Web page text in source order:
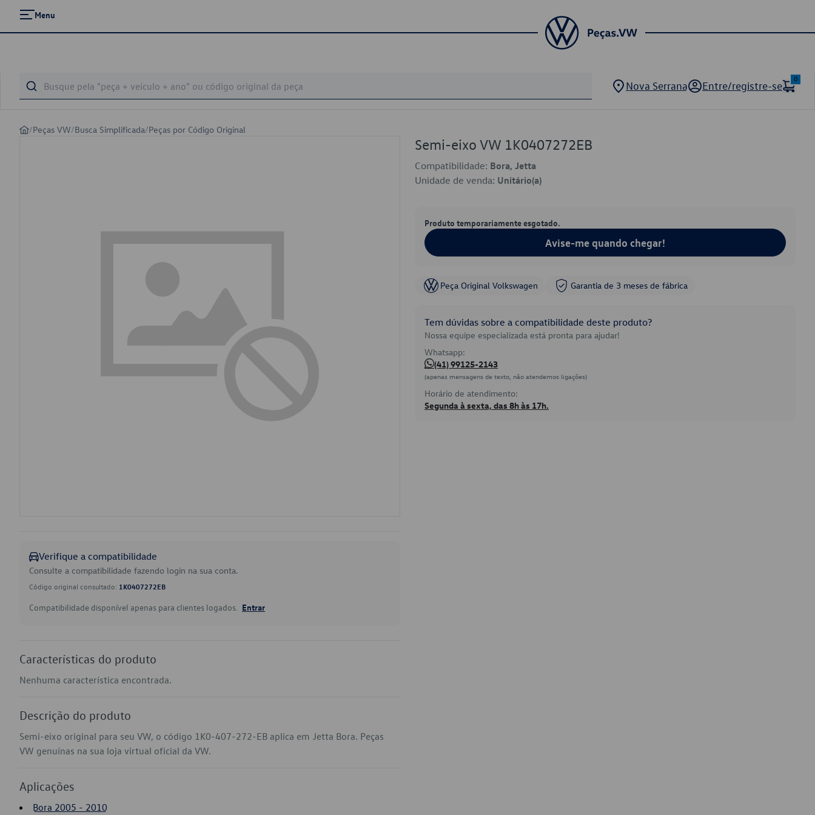
Menu
Nova Serrana Entre/registre-se
0
/Peças VW/Busca Simplificada/Peças por Código Original
Verifique a compatibilidade
Consulte a compatibilidade fazendo login na sua conta.
Código original consultado: 1K0407272EB
Compatibilidade disponível apenas para clientes logados. Entrar
Características do produto
Nenhuma característica encontrada.
Descrição do produto
Semi-eixo original para seu VW, o código 1K0-407-272-EB aplica em Jetta Bora. Peças
VW genuínas na sua loja virtual oficial da VW.
Aplicações
Bora 2005 - 2010
Semi-eixo VW 1K0407272EB
Compatibilidade: Bora, Jetta
Unidade de venda: Unitário(a)
Produto temporariamente esgotado.
Avise-me quando chegar!
Peça Original Volkswagen Garantia de 3 meses de fábrica
Tem dúvidas sobre a compatibilidade deste produto?
Nossa equipe especializada está pronta para ajudar!
Whatsapp:
(41) 99125-2143
(apenas mensagens de texto, não atendemos ligações)
Horário de atendimento:
Segunda à sexta, das 8h às 17h.